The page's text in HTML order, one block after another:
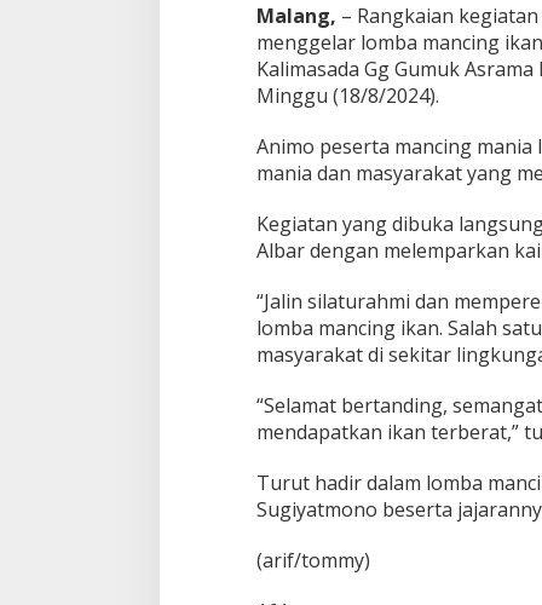
y
a
k
n
P
o
e
n
s
M
a
s
a
r
a
a
t
Malang, – Rangkaian
menggelar lomba mancing
Kalimasada Gg Gumuk
Minggu (18/8/2024).
Animo peserta mancing
mania dan masyarakat yang
Kegiatan yang dibuka
Albar dengan melemparkan
“Jalin silaturahmi dan
lomba mancing ikan. Salah
masyarakat di sekitar
“Selamat bertanding,
mendapatkan ikan terberat,”
Turut hadir dalam lomba
Sugiyatmono beserta
(arif/tommy)